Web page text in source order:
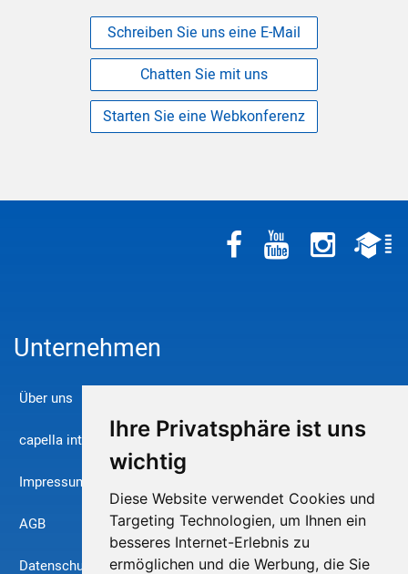
Ihre Privatsphäre ist uns
wichtig
Diese Website verwendet Cookies und
Targeting Technologien, um Ihnen ein
besseres Internet-Erlebnis zu
ermöglichen und die Werbung, die Sie
Schreiben Sie uns eine E-Mail
Chatten Sie mit uns
Starten Sie eine Webkonferenz
Unternehmen
Über uns
capella international
Impressum
AGB
Datenschutz